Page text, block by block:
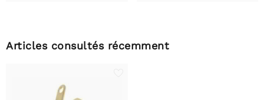
Articles consultés récemment